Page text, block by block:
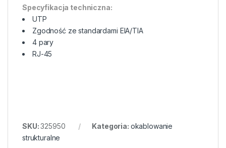
Specyfikacja techniczna:
UTP
Zgodność ze standardami EIA/TIA
4 pary
RJ-45
SKU:325950 Kategoria: okablowanie
strukturalne